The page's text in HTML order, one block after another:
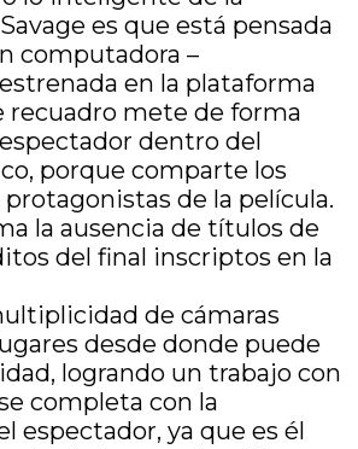
es que está pensada
computadora –
en la plataforma
recuadro mete de forma
dentro del
porque comparte los
de la película.
la ausencia de títulos de
del final inscriptos en la
de cámaras
desde donde puede
logrando un trabajo con
completa con la
espectador, ya que es él